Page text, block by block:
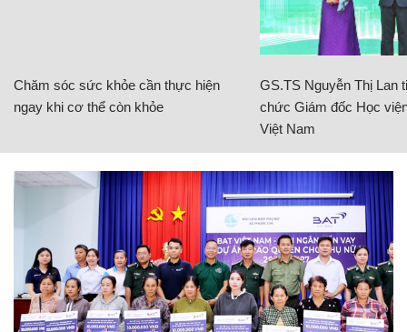
Chăm sóc sức khỏe cần thực hiện
ngay khi cơ thể còn khỏe
GS.TS Nguyễn Thị Lan
chức Giám đốc Học
Việt Nam